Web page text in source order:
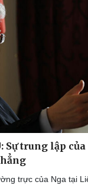
Sự trung lập
trực của Nga tại